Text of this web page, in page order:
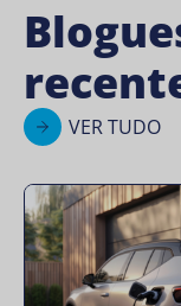
VER TUDO